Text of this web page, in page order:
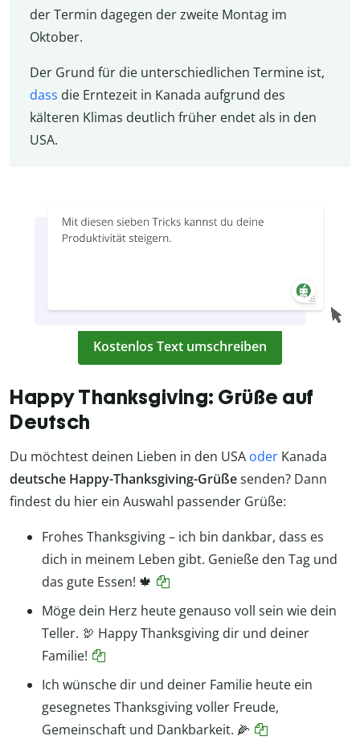
der Termin dagegen der zweite Montag im
Oktober.
Der Grund für die unterschiedlichen Termine ist,
dass die Erntezeit in Kanada aufgrund des
kälteren Klimas deutlich früher endet als in den
USA.
Kostenlos Text umschreiben
Happy Thanksgiving: Grüße auf
Deutsch
Du möchtest deinen Lieben in den USA oder Kanada
deutsche Happy-Thanksgiving-Grüßesenden? Dann
findest du hier ein Auswahl passender Grüße:
Frohes Thanksgiving – ich bin dankbar, dass es
dich in meinem Leben gibt. Genieße den Tag und
das gute Essen! 🍁
Möge dein Herz heute genauso voll sein wie dein
Teller. 🦃 Happy Thanksgiving dir und deiner
Familie!
Ich wünsche dir und deiner Familie heute ein
gesegnetes Thanksgiving voller Freude,
Gemeinschaft und Dankbarkeit. 🌽